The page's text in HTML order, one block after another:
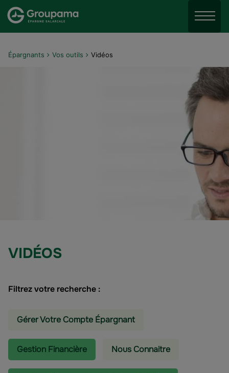
Aller au menu
Aller au contenu
Menu
Épargnants Vos outils Vidéos
VIDÉOS
Filtrez votre recherche :
Gérer Votre Compte Épargnant
Gestion Financière Nous Connaitre